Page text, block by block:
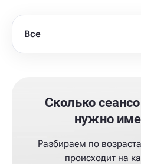
Все
Сколько
нужно
Разбираем по
происходит на